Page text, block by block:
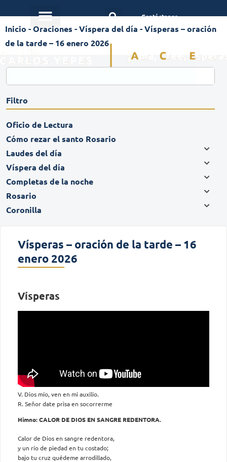
Contáctanos
Inicio -Oraciones -Víspera del día -Vísperas – oración
de la tarde – 16 enero 2026
Filtro
Oficio de Lectura
Cómo rezar el santo Rosario
Laudes del día
Víspera del día
Completas de la noche
Rosario
Coronilla
Vísperas – oración de la tarde – 16
enero 2026
Vísperas
V. Dios mío, ven en mi auxilio.
R. Señor date prisa en socorrerme
Himno: CALOR DE DIOS EN SANGRE REDENTORA.
Calor de Dios en sangre redentora,
y un río de piedad en tu costado;
bajo tu cruz quédeme arrodillado,